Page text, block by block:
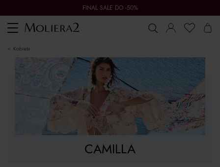
FINAL SALE DO -50%
Toggle
navigation
kobieta
CAMILLA